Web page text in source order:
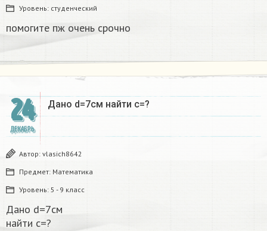
Уровень: студенческий
помогите пж очень срочно​
24
ДЕКАБРЬ
Дано d=7см найти с=?​
Автор: vlasich8642
Предмет: Математика
Уровень: 5 - 9 класс
Дано d=7см
найти с=?​